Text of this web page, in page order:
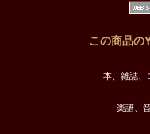
この商品の
本、雑誌、
楽譜、